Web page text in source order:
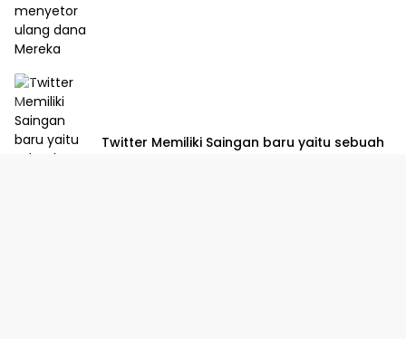
Twitter Memiliki Saingan baru yaitu sebuah